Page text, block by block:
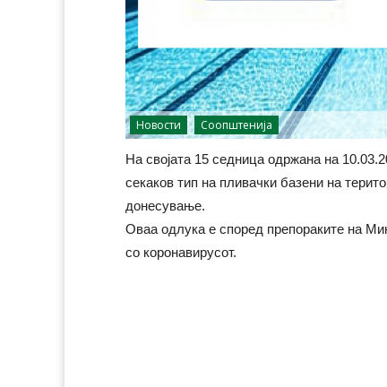
Новости Соопштенија
На својата 15 седница одржана на
секаков тип на пливачки базени на
донесување.
Оваа одлука е според препораките на
со коронавирусот.